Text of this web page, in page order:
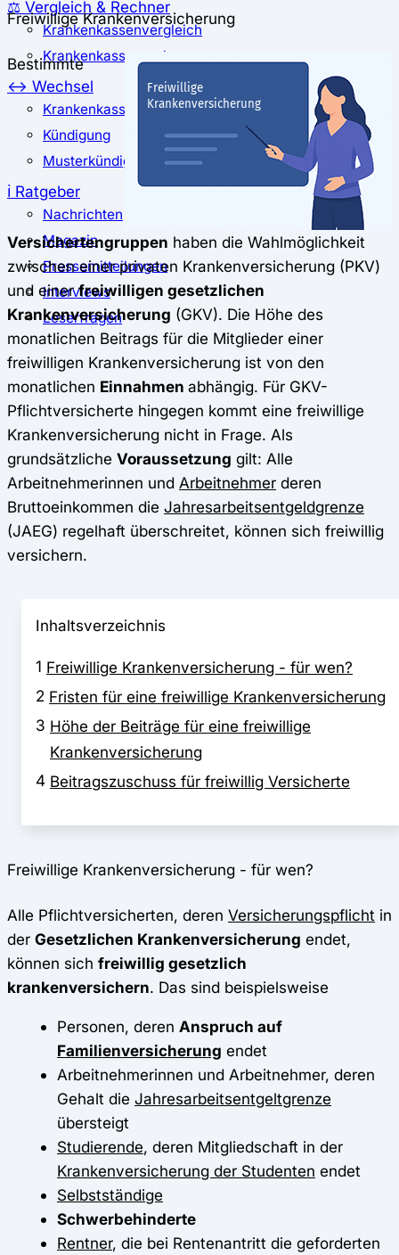
⚖️ Vergleich & Rechner
Krankenkassenvergleich
Krankenkassenrechner
↔ Wechsel
Krankenkassenwechsel
Kündigung
Musterkündigung
ℹ Ratgeber
Nachrichten
Magazin
Pressemitteilungen
Interviews
Leserfragen
Freiwillige Krankenversicherung
Bestimmte
Versichertengruppen haben die Wahlmöglichkeit
zwischen einer privaten Krankenversicherung (PKV)
und einerfreiwilligen gesetzlichen
Krankenversicherung (GKV). Die Höhe des
monatlichen Beitrags für die Mitglieder einer
freiwilligen Krankenversicherung ist von den
monatlichen Einnahmen abhängig. Für GKV-
Pflichtversicherte hingegen kommt eine freiwillige
Krankenversicherung nicht in Frage. Als
grundsätzliche Voraussetzung gilt: Alle
Arbeitnehmerinnen und Arbeitnehmer deren
Bruttoeinkommen die Jahresarbeitsentgeldgrenze
(JAEG) regelhaft überschreitet, können sich freiwillig
versichern.
Inhaltsverzeichnis
1 Freiwillige Krankenversicherung - für wen?
2 Fristen für eine freiwillige Krankenversicherung
3 Höhe der Beiträge für eine freiwillige
Krankenversicherung
4 Beitragszuschuss für freiwillig Versicherte
Freiwillige Krankenversicherung - für wen?
Alle Pflichtversicherten, deren Versicherungspflicht in
der Gesetzlichen Krankenversicherung endet,
können sich freiwillig gesetzlich
krankenversichern. Das sind beispielsweise
Personen, deren Anspruch auf
Familienversicherung endet
Arbeitnehmerinnen und Arbeitnehmer, deren
Gehalt die Jahresarbeitsentgeltgrenze
übersteigt
Studierende, deren Mitgliedschaft in der
Krankenversicherung der Studenten endet
Selbstständige
Schwerbehinderte
Rentner, die bei Rentenantritt die geforderten